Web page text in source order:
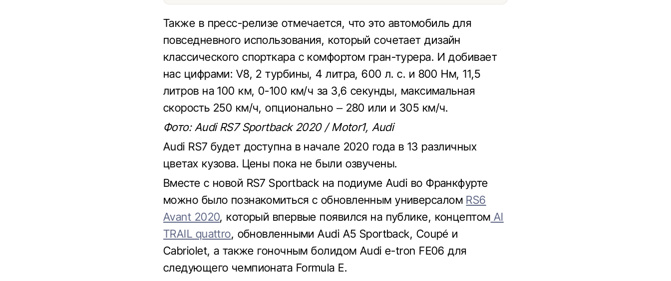
Также в пресс-релизе отмечается, что это автомобиль для
повседневного использования, который сочетает дизайн
классического спорткара с комфортом гран-турера. И добивает
нас цифрами: V8, 2 турбины, 4 литра, 600 л. с. и 800 Нм, 11,5
литров на 100 км, 0-100 км/ч за 3,6 секунды, максимальная
скорость 250 км/ч, опционально – 280 или и 305 км/ч.
Фото: Audi RS7 Sportback 2020 / Motor1, Audi
Audi RS7 будет доступна в начале 2020 года в 13 различных
цветах кузова. Цены пока не были озвучены.
Вместе с новой RS7 Sportback на подиуме Audi во Франкфурте
можно было познакомиться с обновленным универсалом RS6
Avant 2020, который впервые появился на публике, концептом AI
TRAIL quattro, обновленными Audi A5 Sportback, Coupé и
Cabriolet, а также гоночным болидом Audi e-tron FE06 для
следующего чемпионата Formula E.